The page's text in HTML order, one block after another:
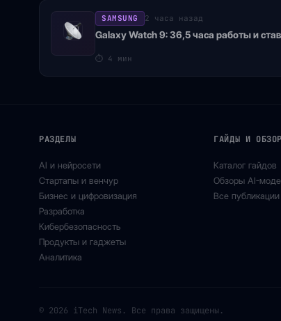
SAMSUNG 2 часа назад
Galaxy Watch 9: 36,5 часа работы и
⏱ 4 мин
РАЗДЕЛЫ
AI и нейросети
Стартапы и венчур
Бизнес и цифровизация
Разработка
Кибербезопасность
Продукты и гаджеты
Аналитика
ГАЙДЫ И
Каталог гайдов
Обзоры AI-
Все публикации
© 2026 iTech News. Все права защищены.